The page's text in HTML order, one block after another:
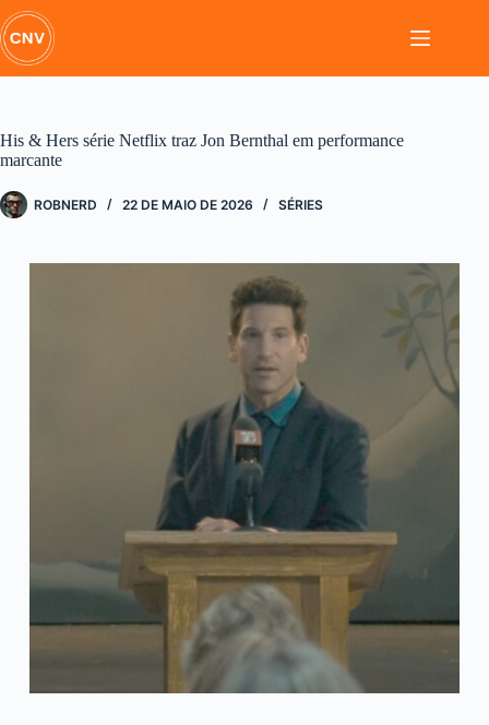
Pular
para
o
conteúdo
His & Hers série Netflix traz Jon Bernthal em performance
marcante
ROBNERD 22 DE MAIO DE 2026 SÉRIES